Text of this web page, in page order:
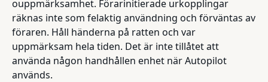
ouppmärksamhet. Förarinitierade urkopplingar
räknas inte som felaktig användning och förväntas av
föraren. Håll händerna på ratten och var
uppmärksam hela tiden. Det är inte tillåtet att
använda någon handhållen enhet när Autopilot
används.